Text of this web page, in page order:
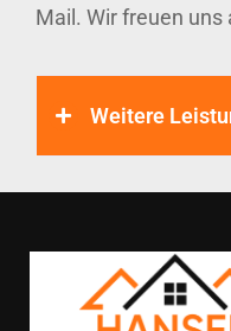
Mail. Wir freuen uns
Weitere